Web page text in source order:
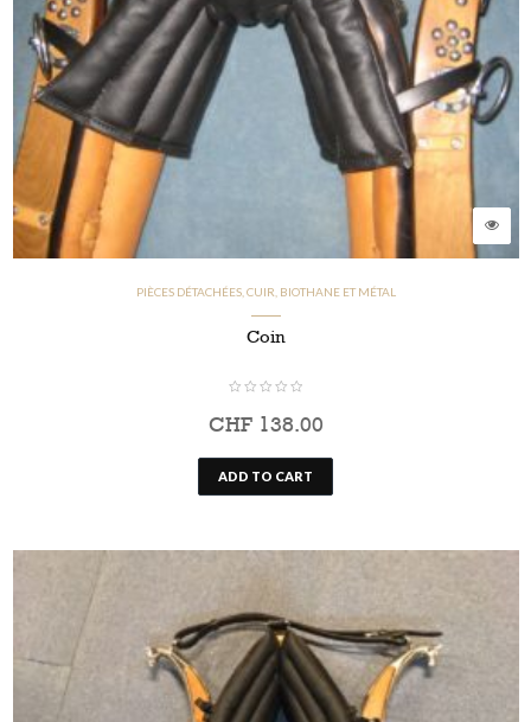
PIÈCES DÉTACHÉES, CUIR, BIOTHANE ET MÉTAL
Coin
CHF138.00
ADD TO CART